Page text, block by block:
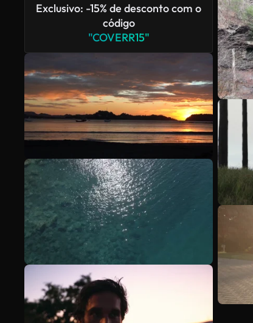
Exclusivo: -15% de desconto com o
código
"COVERR15"